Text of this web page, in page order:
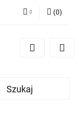
się
(0)
Szukaj